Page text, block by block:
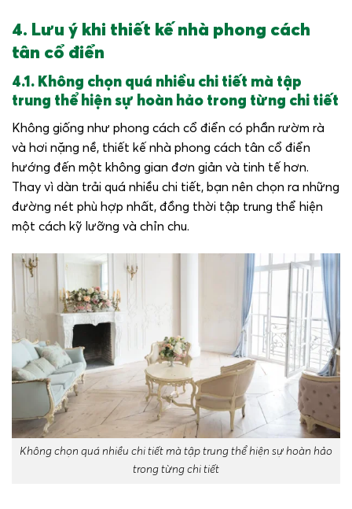
4. Lưu ý khi thiết kế nhà phong cách
tân cổ điển
4.1. Không chọn quá nhiều chi tiết mà tập
trung thể hiện sự hoàn hảo trong từng chi tiết
Không giống như phong cách cổ điển có phần rườm rà
và hơi nặng nề, thiết kế nhà phong cách tân cổ điển
hướng đến một không gian đơn giản và tinh tế hơn.
Thay vì dàn trải quá nhiều chi tiết, bạn nên chọn ra những
đường nét phù hợp nhất, đồng thời tập trung thể hiện
một cách kỹ lưỡng và chỉn chu.
Không chọn quá nhiều chi tiết mà tập trung thể hiện sự hoàn hảo
trong từng chi tiết